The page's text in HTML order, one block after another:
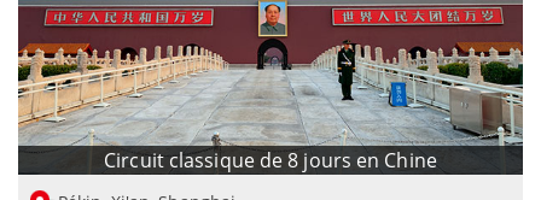
Circuit classique de 8 jours en Chine